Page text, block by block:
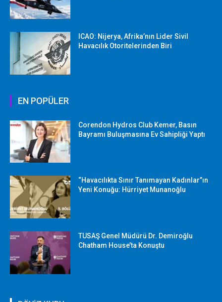
ICAO: Nijerya, Afrika’nın Lider Sivil
Havacılık Otoritelerinden Biri
EN POPÜLER
Corendon Hydros Club Kemer, Basın
Bayramı Buluşmasına Ev Sahipliği Yaptı
“Havacılıkta Sınır Tanımayan Kadınlar”ın
Yeni Konuğu: Hürriyet Munanoğlu
TUSAŞ Genel Müdürü Dr. Demiroğlu
Chatham House’ta Konuştu